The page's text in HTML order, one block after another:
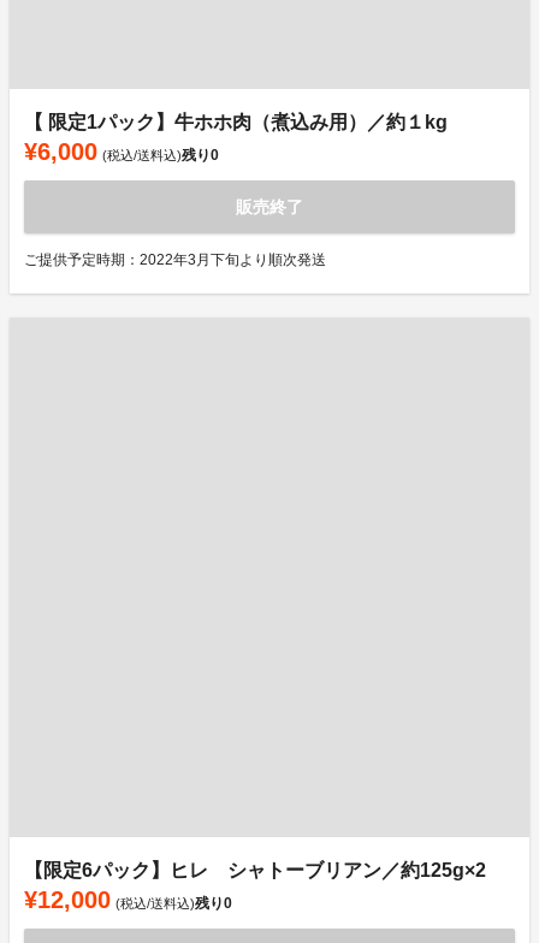
【 限定1パック】牛ホホ肉（煮込み用）／約１kg
¥6,000 (税込/送料込)残り0
販売終了
ご提供予定時期：2022年3月下旬より順次発送
【限定6パック】ヒレ シャトーブリアン／約125g×2
¥12,000 (税込/送料込)残り0